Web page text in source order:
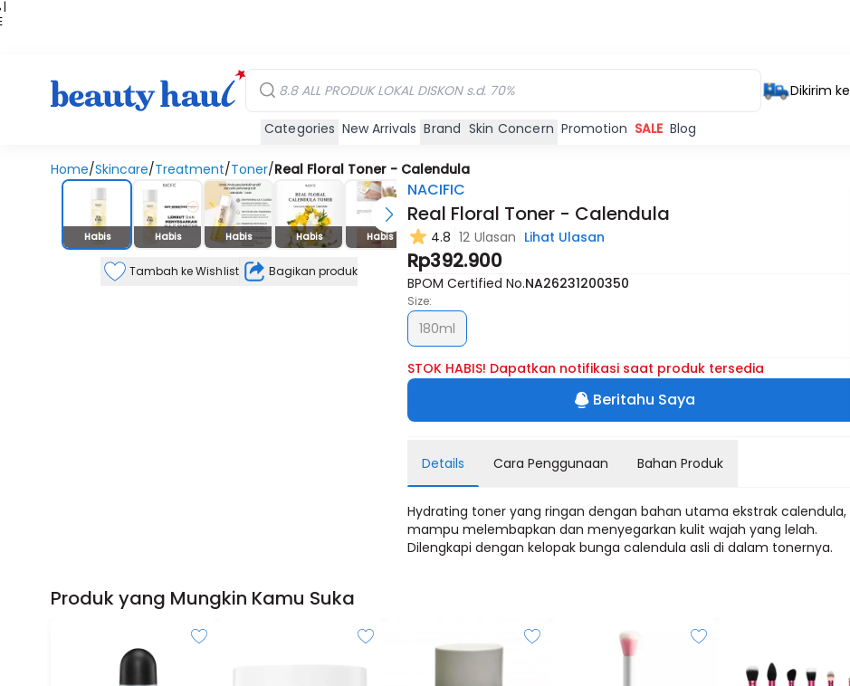
|
Dikirim ke
Categories New Arrivals Brand Skin Concern Promotion SALE Blog
Home/Skincare/Treatment/Toner/Real Floral Toner - Calendula
Habis Habis Habis Habis Habis Habis
Tambah ke Wishlist Bagikan produk
NACIFIC
Real Floral Toner - Calendula
4.8 12 Ulasan Lihat Ulasan
Rp392.900
BPOM Certified No.NA26231200350
Size:
180ml
STOK HABIS! Dapatkan notifikasi saat produk tersedia
Beritahu Saya
Details Cara Penggunaan Bahan Produk
Hydrating toner yang ringan dengan bahan utama ekstrak calendula,
mampu melembapkan dan menyegarkan kulit wajah yang lelah.
Dilengkapi dengan kelopak bunga calendula asli di dalam tonernya.
Produk yang Mungkin Kamu Suka